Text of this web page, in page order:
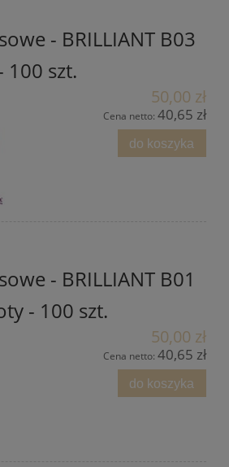
- BRILLIANT B03
100 szt.
50,00 zł
Cena netto: 40,65 zł
do koszyka
- BRILLIANT B01
- 100 szt.
50,00 zł
Cena netto: 40,65 zł
do koszyka